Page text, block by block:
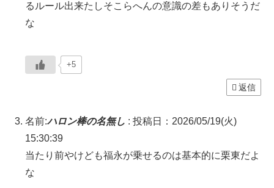
るルール出来たしそこらへんの意識の差もありそうだ
な
+5
返信
名前:ハロン棒の名無し : 投稿日：2026/05/19(火)
15:30:39
当たり前やけども福永が乗せるのは基本的に栗東だよ
な